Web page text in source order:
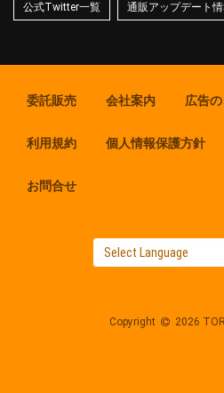
公式Twitter一覧 通販アップデート
委託販売 会社案内 広告
利用規約 個人情報保護方針
お問合せ
Copyright 2026